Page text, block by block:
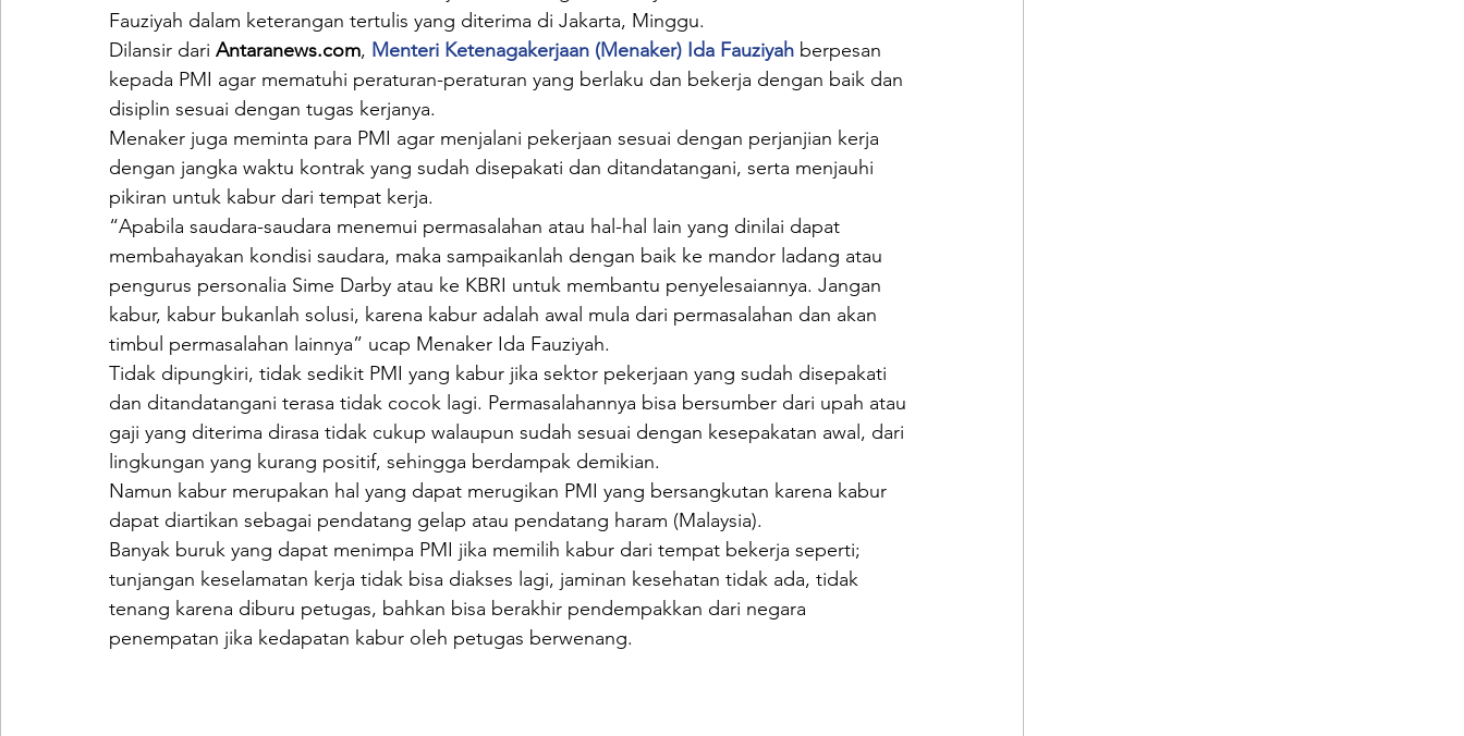
Fauziyah dalam keterangan tertulis yang diterima di Jakarta, Minggu.
Dilansir dari Antaranews.com, Menteri Ketenagakerjaan (Menaker) Ida Fauziyah berpesan
kepada PMI agar mematuhi peraturan-peraturan yang berlaku dan bekerja dengan baik dan
disiplin sesuai dengan tugas kerjanya.
Menaker juga meminta para PMI agar menjalani pekerjaan sesuai dengan perjanjian kerja
dengan jangka waktu kontrak yang sudah disepakati dan ditandatangani, serta menjauhi
pikiran untuk kabur dari tempat kerja.
“Apabila saudara-saudara menemui permasalahan atau hal-hal lain yang dinilai dapat
membahayakan kondisi saudara, maka sampaikanlah dengan baik ke mandor ladang atau
pengurus personalia Sime Darby atau ke KBRI untuk membantu penyelesaiannya. Jangan
kabur, kabur bukanlah solusi, karena kabur adalah awal mula dari permasalahan dan akan
timbul permasalahan lainnya” ucap Menaker Ida Fauziyah.
Tidak dipungkiri, tidak sedikit PMI yang kabur jika sektor pekerjaan yang sudah disepakati
dan ditandatangani terasa tidak cocok lagi. Permasalahannya bisa bersumber dari upah atau
gaji yang diterima dirasa tidak cukup walaupun sudah sesuai dengan kesepakatan awal, dari
lingkungan yang kurang positif, sehingga berdampak demikian.
Namun kabur merupakan hal yang dapat merugikan PMI yang bersangkutan karena kabur
dapat diartikan sebagai pendatang gelap atau pendatang haram (Malaysia).
Banyak buruk yang dapat menimpa PMI jika memilih kabur dari tempat bekerja seperti;
tunjangan keselamatan kerja tidak bisa diakses lagi, jaminan kesehatan tidak ada, tidak
tenang karena diburu petugas, bahkan bisa berakhir pendempakkan dari negara
penempatan jika kedapatan kabur oleh petugas berwenang.